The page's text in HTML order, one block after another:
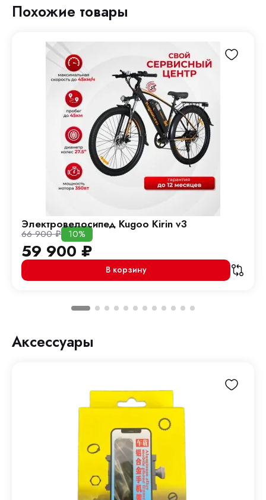
Похожие товары
Электровелосипед Kugoo Kirin v3
66 900₽ 10%
59 900 ₽
В корзину
Аксессуары